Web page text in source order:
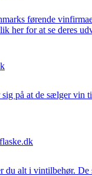
førende
her for at se deres
på at de sælger vin
du alt i vintilbehør.